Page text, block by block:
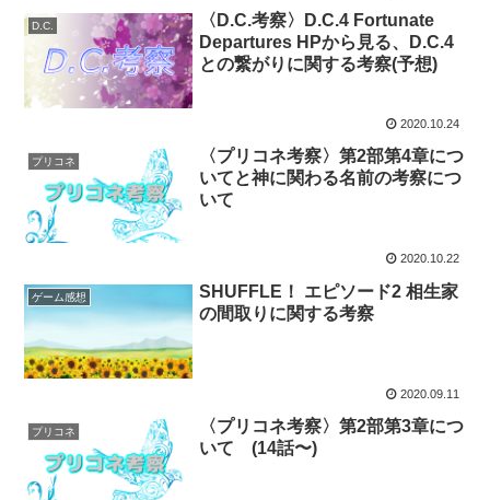
D.C.
〈D.C.考察〉D.C.4 Fortunate
Departures HPから見る、D.C.4
との繋がりに関する考察(予想)
2020.10.24
プリコネ
〈プリコネ考察〉第2部第4章につ
いてと神に関わる名前の考察につ
いて
2020.10.22
ゲーム感想
SHUFFLE！ エピソード2 相生家
の間取りに関する考察
2020.09.11
プリコネ
〈プリコネ考察〉第2部第3章につ
いて (14話〜)